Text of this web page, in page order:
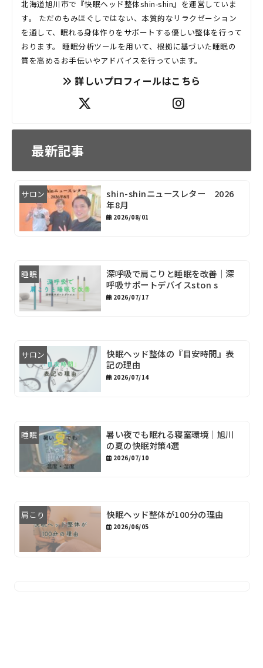
北海道旭川市で『快眠ヘッド整体shin-shin』を運営していま
す。 ただのもみほぐしではない、本質的なリラクゼーション
を通して、眠れる身体作りをサポートする優しい整体を行って
おります。 睡眠分析ツールを用いて、根拠に基づいた睡眠の
質を高めるお手伝いやアドバイスを行っています。
詳しいプロフィールはこちら
最新記事
サロン
shin-shinニュースレター 2026
年8月
2026/08/01
睡眠
深呼吸で肩こりと睡眠を改善｜深
呼吸サポートデバイスston s
2026/07/17
サロン
快眠ヘッド整体の『目安時間』表
記の理由
2026/07/14
睡眠
暑い夜でも眠れる寝室環境｜旭川
の夏の快眠対策4選
2026/07/10
肩こり 快眠ヘッド整体が100分の理由
2026/06/05